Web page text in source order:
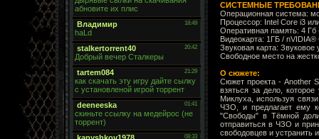
СИСТЕМНЫЕ
Операционная система:
Процессор: Intel Core i3
Оперативная память: 4
Видеокарта: 1ГБ /
Звуковая карта:
Свободное место на
О сюжете:
Сюжет проекта - Another
взяться за дело,
Миклуха, используя
ЧЗО, и предлагает ему
"Свободы" в Тёмной
отправиться в ЧЗО и
свободовцев и устранить